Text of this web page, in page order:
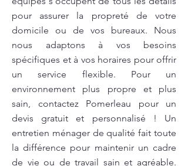
pour assurer la propreté de votre
domicile ou de vos bureaux. Nous
nous adaptons à vos besoins
spécifiques et à vos horaires pour offrir
un service flexible. Pour un
environnement plus propre et plus
sain, contactez Pomerleau pour un
devis gratuit et personnalisé ! Un
entretien ménager de qualité fait toute
la différence pour maintenir un cadre
de vie ou de travail sain et agréable.